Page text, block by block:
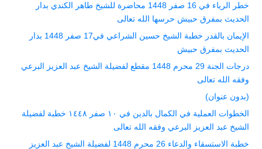
خطر الرياء في 16 صفر 1448 محاضرة للشيخ طاهر الكندي بدار
الحديث بمفرق حبيش حرسها الله تعالى
الإيمان بالقدر خطبة الشيخ حسين الشراعي في17 صفر 1448 بدار
الحديث بمفرق حبيش
درجات الجنة 29 محرم 1448 مقطع لفضيلة الشيخ عبد العزيز البرعي
وفقه الله تعالى
(بدون عنوان)
الخطوات العملية في الكمال بالدين في ١٠ صفر ١٤٤٨ خطبة لفضيلة
الشيخ عبد العزيز البرعي وفقه الله تعالى
خطبة الاستسقاء والدعاء 26 محرم 1448 لفضيلة الشيخ عبد العزيز